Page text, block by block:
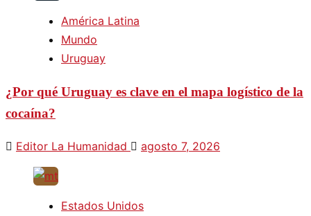
América Latina
Mundo
Uruguay
¿Por qué Uruguay es clave en el mapa logístico de la
cocaína?
Editor La Humanidad agosto 7, 2026
Estados Unidos